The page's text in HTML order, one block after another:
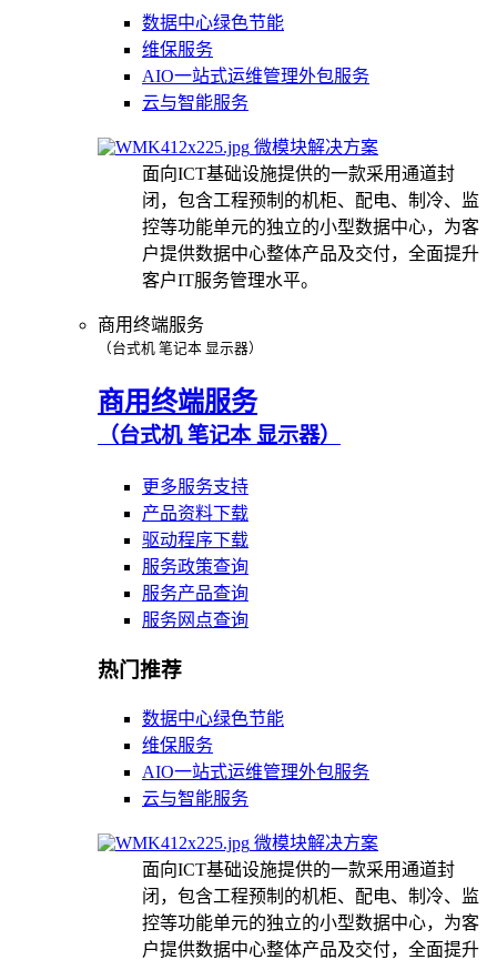
数据中心绿色节能
维保服务
AIO一站式运维管理外包服务
云与智能服务
微模块解决方案
面向ICT基础设施提供的一款采用通道封
闭，包含工程预制的机柜、配电、制冷、监
控等功能单元的独立的小型数据中心，为客
户提供数据中心整体产品及交付，全面提升
客户IT服务管理水平。
商用终端服务
（台式机 笔记本 显示器）
商用终端服务
（台式机 笔记本 显示器）
更多服务支持
产品资料下载
驱动程序下载
服务政策查询
服务产品查询
服务网点查询
热门推荐
数据中心绿色节能
维保服务
AIO一站式运维管理外包服务
云与智能服务
微模块解决方案
面向ICT基础设施提供的一款采用通道封
闭，包含工程预制的机柜、配电、制冷、监
控等功能单元的独立的小型数据中心，为客
户提供数据中心整体产品及交付，全面提升